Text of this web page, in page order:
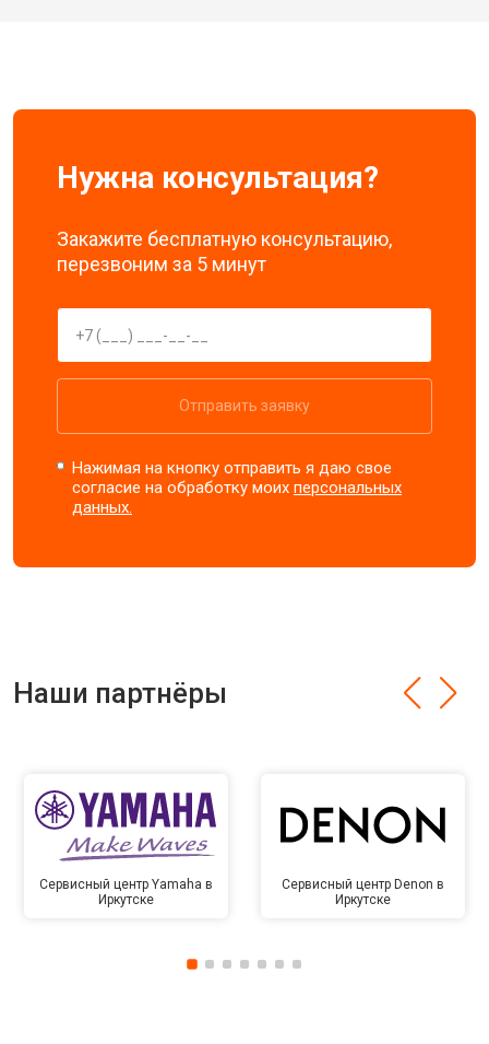
Нужна консультация?
Закажите бесплатную консультацию,
перезвоним за 5 минут
Отправить заявку
Нажимая на кнопку отправить я даю свое
согласие на обработку моихперсональных
данных.
Наши партнёры
Сервисный центр Yamaha в
Иркутске
Сервисный центр Denon в
Иркутске